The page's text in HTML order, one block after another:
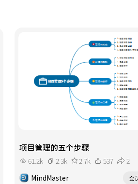
项目管理的五个步骤
61.2k 2.3k 2.7k 537
2
MindMaster
会